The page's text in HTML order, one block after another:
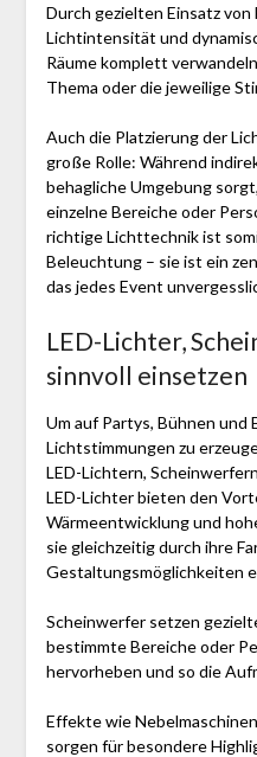
Durch gezielten Einsatz
Lichtintensität und
Räume komplett
Thema oder die jeweilige
Auch die Platzierung der
große Rolle: Während
behagliche Umgebung
einzelne Bereiche oder
richtige Lichttechnik ist
Beleuchtung – sie ist ein
das jedes Event
LED-Lichter,
sinnvoll einsetzen
Um auf Partys, Bühnen und
Lichtstimmungen zu
LED-Lichtern,
LED-Lichter bieten den
Wärmeentwicklung und
sie gleichzeitig durch ihre
Gestaltungsmöglichkeiten
Scheinwerfer setzen
bestimmte Bereiche oder
hervorheben und so die
Effekte wie
sorgen für besondere